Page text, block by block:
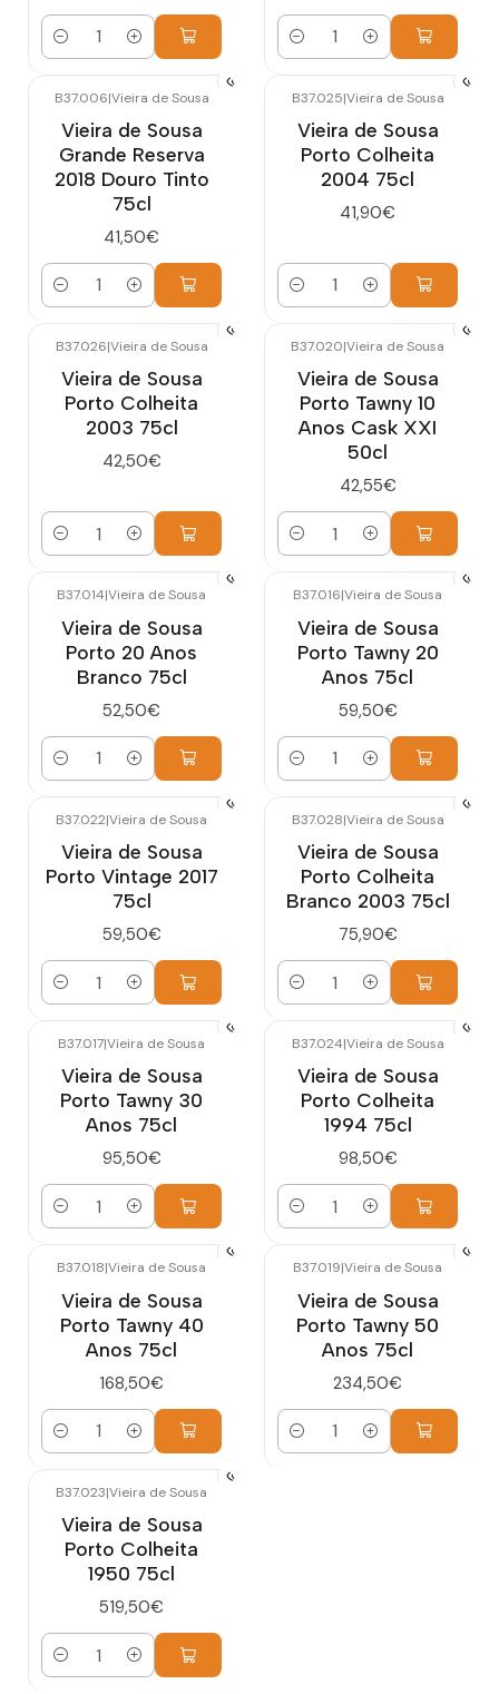
Quantidade Quantidade
B37.006|Vieira de Sousa
Vieira de Sousa
Grande Reserva
2018 Douro Tinto
75cl
41,50€
Quantidade
B37.025|Vieira de Sousa
Vieira de Sousa
Porto Colheita
2004 75cl
41,90€
Quantidade
B37.026|Vieira de Sousa
Vieira de Sousa
Porto Colheita
2003 75cl
42,50€
Quantidade
B37.020|Vieira de Sousa
Vieira de Sousa
Porto Tawny 10
Anos Cask XXI
50cl
42,55€
Quantidade
B37.014|Vieira de Sousa
Vieira de Sousa
Porto 20 Anos
Branco 75cl
52,50€
Quantidade
B37.016|Vieira de Sousa
Vieira de Sousa
Porto Tawny 20
Anos 75cl
59,50€
Quantidade
B37.022|Vieira de Sousa
Vieira de Sousa
Porto Vintage 2017
75cl
59,50€
Quantidade
B37.028|Vieira de Sousa
Vieira de Sousa
Porto Colheita
Branco 2003 75cl
75,90€
Quantidade
B37.017|Vieira de Sousa
Vieira de Sousa
Porto Tawny 30
Anos 75cl
95,50€
Quantidade
B37.024|Vieira de Sousa
Vieira de Sousa
Porto Colheita
1994 75cl
98,50€
Quantidade
B37.018|Vieira de Sousa
Vieira de Sousa
Porto Tawny 40
Anos 75cl
168,50€
Quantidade
B37.019|Vieira de Sousa
Vieira de Sousa
Porto Tawny 50
Anos 75cl
234,50€
Quantidade
B37.023|Vieira de Sousa
Vieira de Sousa
Porto Colheita
1950 75cl
519,50€
Quantidade